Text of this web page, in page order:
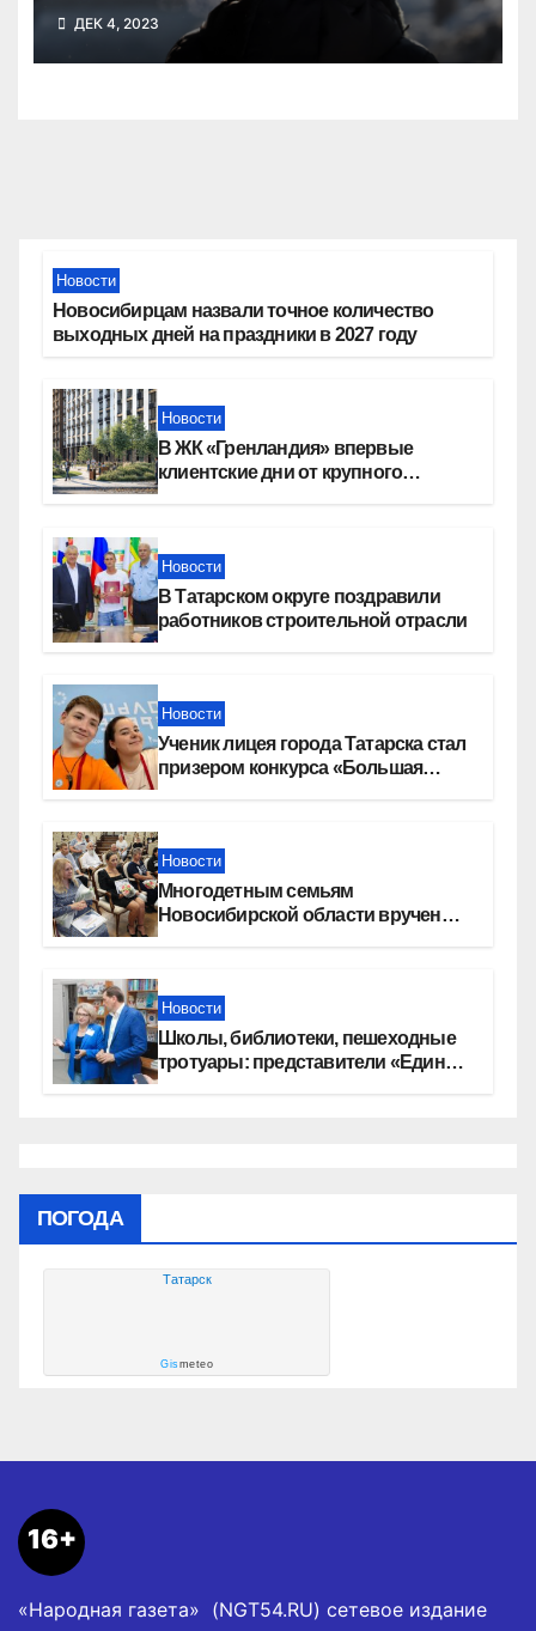
зимней стужи
ДЕК 4, 2023
Новости
Новосибирцам назвали точное количество
выходных дней на праздники в 2027 году
Новости
В ЖК «Гренландия» впервые
клиентские дни от крупного
Новости
В Татарском округе поздравили
работников строительной отрасли
Новости
Ученик лицея города Татарска стал
призером конкурса «Большая
Новости
Многодетным семьям
Новосибирской области вручены
Новости
Школы, библиотеки, пешеходные
тротуары: представители «Единой
ПОГОДА
Татарск
Gismeteo
16+
«Народная газета» (NGT54.RU) сетевое издание